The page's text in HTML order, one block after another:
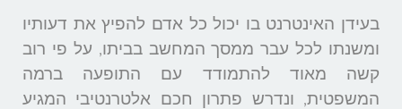
בעידן האינטרנט בו יכול כל אדם להפיץ את דעותיו
ומשנתו לכל עבר ממסך המחשב בביתו, על פי רוב
קשה מאוד להתמודד עם התופעה ברמה
המשפטית, ונדרש פתרון חכם אלטרנטיבי המגיע